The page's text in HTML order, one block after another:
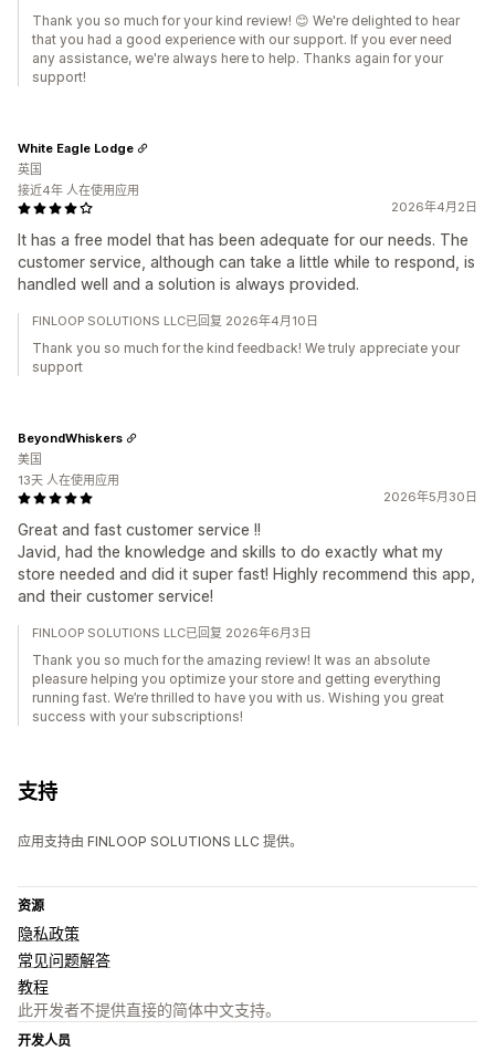
Thank you so much for your kind review! 😊 We're delighted to hear
that you had a good experience with our support. If you ever need
any assistance, we're always here to help. Thanks again for your
support!
2026年4月2日
It has a free model that has been adequate for our needs. The
customer service, although can take a little while to respond, is
handled well and a solution is always provided.
White Eagle Lodge
英国
接近4年 人在使用应用
FINLOOP SOLUTIONS LLC已回复 2026年4月10日
Thank you so much for the kind feedback! We truly appreciate your
support
2026年5月30日
Great and fast customer service !!
Javid, had the knowledge and skills to do exactly what my
store needed and did it super fast! Highly recommend this app,
and their customer service!
BeyondWhiskers
美国
13天 人在使用应用
FINLOOP SOLUTIONS LLC已回复 2026年6月3日
Thank you so much for the amazing review! It was an absolute
pleasure helping you optimize your store and getting everything
running fast. We’re thrilled to have you with us. Wishing you great
success with your subscriptions!
支持
应用支持由 FINLOOP SOLUTIONS LLC 提供。
资源
隐私政策
常见问题解答
教程
此开发者不提供直接的简体中文支持。
开发人员